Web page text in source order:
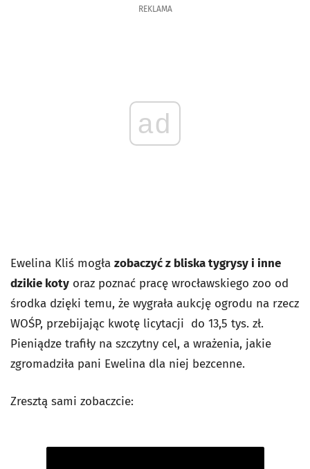
REKLAMA
ad
Ewelina Kliś mogła zobaczyć z bliska tygrysy i inne
dzikie koty oraz poznać pracę wrocławskiego zoo od
środka dzięki temu, że wygrała aukcję ogrodu na rzecz
WOŚP, przebijając kwotę licytacji do 13,5 tys. zł.
Pieniądze trafiły na szczytny cel, a wrażenia, jakie
zgromadziła pani Ewelina dla niej bezcenne.
Zresztą sami zobaczcie: